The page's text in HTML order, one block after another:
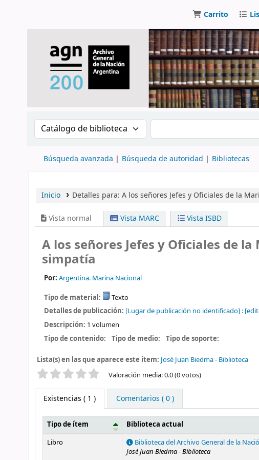
Carrito
Buscar en el catálogo por: Buscar en el catálogo
Búsqueda avanzada Búsqueda de autoridad Bibliotecas
Inicio Detalles para: A los señores Jefes y Oficiales de la
Vista normal Vista MARC Vista ISBD
A los señores Jefes y Oficiales de
simpatía
Por: Argentina. Marina Nacional
Tipo de material:
Texto
Detalles de publicación: [Lugar de publicación no identificado] :
Descripción: 1 volumen
Tipo de contenido:
Tipo de medio: Tipo de soporte:
Lista(s) en las que aparece este ítem: José Juan Biedma - Biblioteca
Valoración Valoración media: 0.0 (0 votos)
Existencias ( 1 ) Comentarios ( 0 )
Existencias
Tipo de ítem Biblioteca actual
Libro
Biblioteca del Archivo General de la
José Juan Biedma - Biblioteca